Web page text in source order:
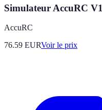
Simulateur AccuRC V1
AccuRC
76.59 EURVoir le prix